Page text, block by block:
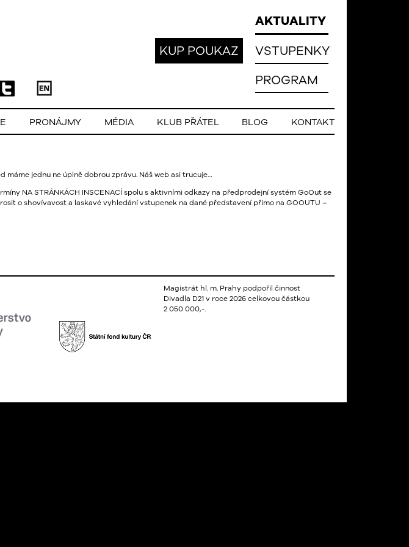
AKTUALITY
VSTUPENKY
PROGRAM
KUP POUKAZ
PRONÁJMY MÉDIA KLUB PŘÁTEL BLOG KONTAKT
jednu ne úplně dobrou zprávu. Náš web asi trucuje…
NA STRÁNKÁCH INSCENACÍ spolu s aktivními odkazy na předprodejní systém GoOut se
o shovívavost a laskavé vyhledání vstupenek na dané představení přímo na GOOUTU –
Magistrát hl. m. Prahy podpořil činnost
Divadla D21 v roce 2026 celkovou částkou
2 050 000,-.